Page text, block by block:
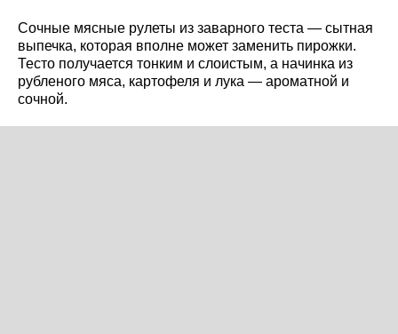
Сочные мясные рулеты из заварного теста — сытная
выпечка, которая вполне может заменить пирожки.
Тесто получается тонким и слоистым, а начинка из
рубленого мяса, картофеля и лука — ароматной и
сочной.